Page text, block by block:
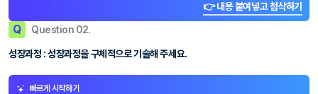
👉 내용 붙여넣고 첨삭하기
Q Question 02.
성장과정 : 성장과정을 구체적으로 기술해 주세요.
빠르게 시작하기